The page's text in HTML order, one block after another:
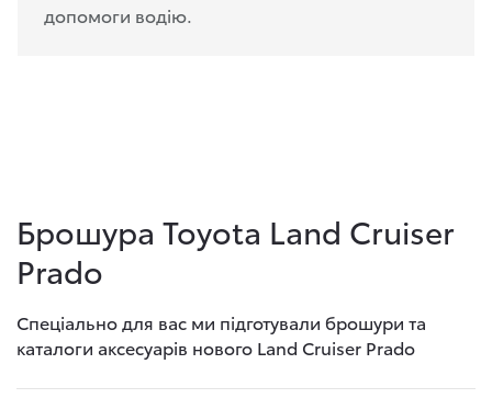
допомоги водію.
Брошура Toyota Land Cruiser
Prado
Спеціально для вас ми підготували брошури та
каталоги аксесуарів нового Land Cruiser Prado